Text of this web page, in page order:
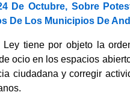
De Octubre, Sobre
De Los Municipios De
Ley tiene por objeto la
ocio en los espacios
ciudadana y corregir